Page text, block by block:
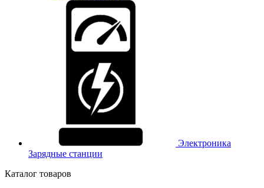
Электроника
Зарядные станции
Каталог товаров